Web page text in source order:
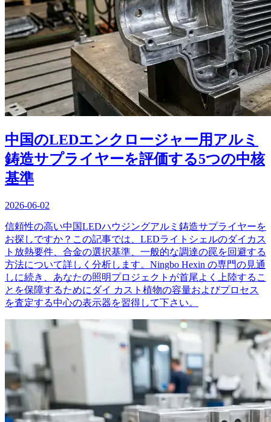
中国のLEDエンクロージャー用アルミ
鋳造サプライヤーを評価する5つの中核
基準
2026-06-02
信頼性の高い中国LEDハウジングアルミ鋳造サプライヤーを
お探しですか？この記事では、LEDライトシェルのダイカス
ト放熱要件、合金の選択基準、一般的な調達の罠を回避する
方法について詳しく分析します。Ningbo Hexin の専門の見通
しに続き、あなたの照明プロジェクトが首尾よく上陸するこ
とを保障するためにダイ カスト植物の容量およびプロセス
を査定する中心の表示器を習得して下さい。